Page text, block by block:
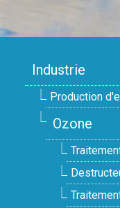
Industrie
Production
Ozone